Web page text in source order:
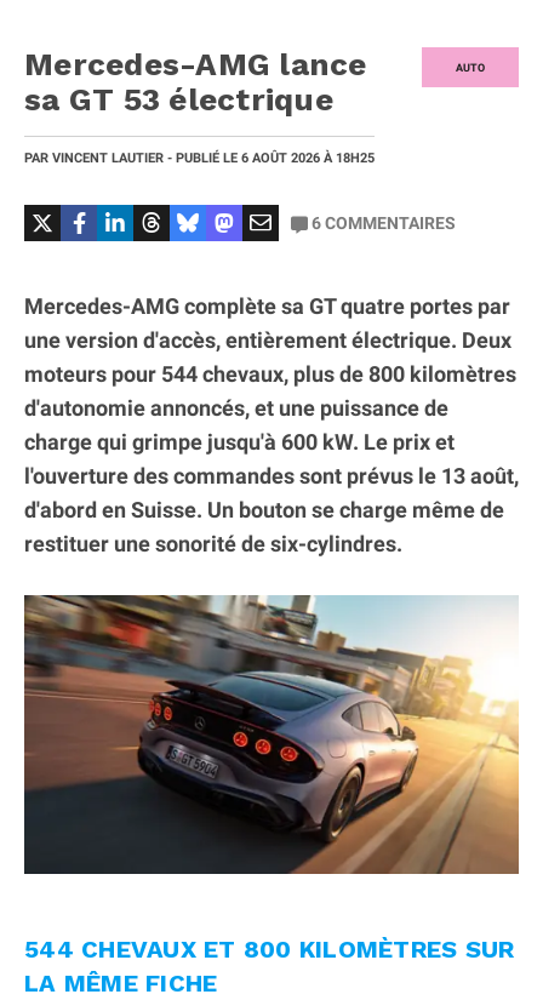
AUTO
Mercedes-AMG lance
sa GT 53 électrique
PAR VINCENT LAUTIER - PUBLIÉ LE 6 AOÛT 2026 À 18H25
6COMMENTAIRES
Mercedes-AMG complète sa GT quatre portes par
une version d'accès, entièrement électrique. Deux
moteurs pour 544 chevaux, plus de 800 kilomètres
d'autonomie annoncés, et une puissance de
charge qui grimpe jusqu'à 600 kW. Le prix et
l'ouverture des commandes sont prévus le 13 août,
d'abord en Suisse. Un bouton se charge même de
restituer une sonorité de six-cylindres.
544 CHEVAUX ET 800 KILOMÈTRES SUR
LA MÊME FICHE